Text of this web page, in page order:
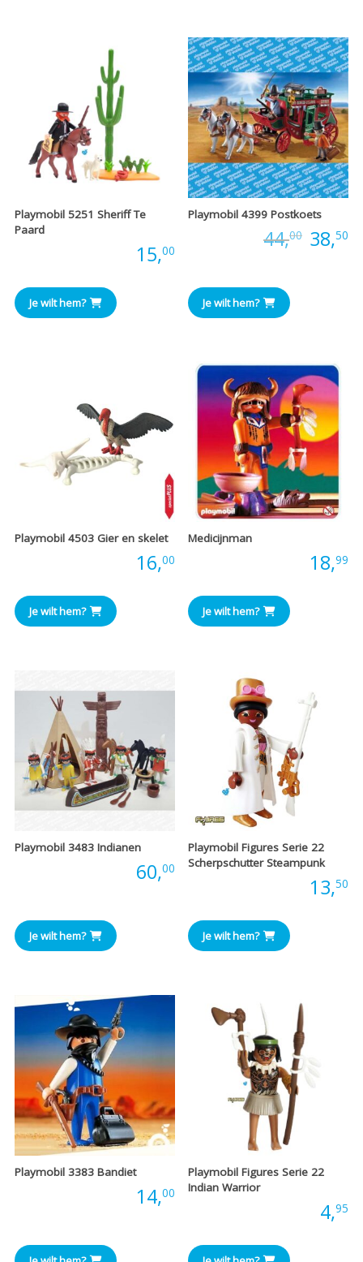
Playmobil 5251 Sheriff Te
Paard
15,00
Je wilt hem?
Playmobil 4399 Postkoets
44,00 38,50
Je wilt hem?
Playmobil 4503 Gier en skelet
16,00
Je wilt hem?
Medicijnman
18,99
Je wilt hem?
Playmobil 3483 Indianen
60,00
Je wilt hem?
Playmobil Figures Serie 22
Scherpschutter Steampunk
13,50
Je wilt hem?
Playmobil 3383 Bandiet
14,00
Playmobil Figures Serie 22
Indian Warrior
4,95